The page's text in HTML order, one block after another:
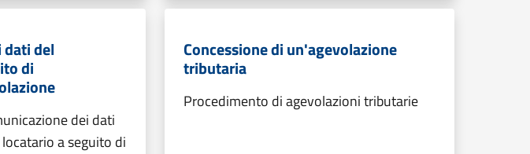
dati del
di
dei dati
a seguito di
Concessione di un'agevolazione
tributaria
Procedimento di agevolazioni tributarie